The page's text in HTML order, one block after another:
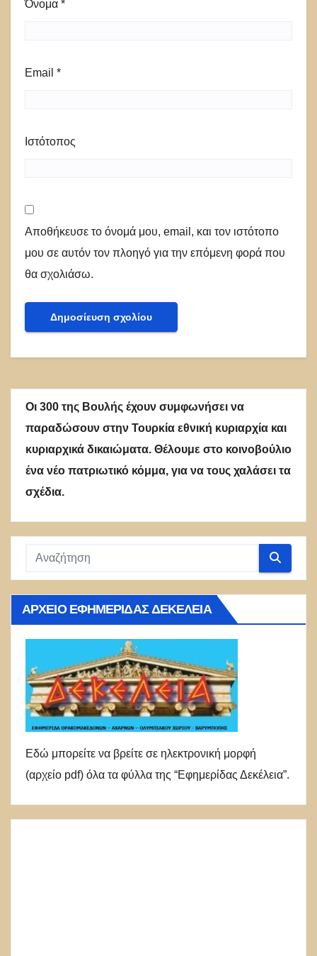
Όνομα *
Email *
Ιστότοπος
Αποθήκευσε το όνομά μου, email, και τον ιστότοπο
μου σε αυτόν τον πλοηγό για την επόμενη φορά που
θα σχολιάσω.
Οι 300 της Βουλής έχουν συμφωνήσει να
παραδώσουν στην Τουρκία εθνική κυριαρχία και
κυριαρχικά δικαιώματα. Θέλουμε στο κοινοβούλιο
ένα νέο πατριωτικό κόμμα, για να τους χαλάσει τα
σχέδια.
ΑΡΧΕΊΟ ΕΦΗΜΕΡΊΔΑΣ ΔΕΚΈΛΕΙΑ
Εδώ μπορείτε να βρείτε σε ηλεκτρονική μορφή
(αρχείο pdf) όλα τα φύλλα της “Εφημερίδας Δεκέλεια”.